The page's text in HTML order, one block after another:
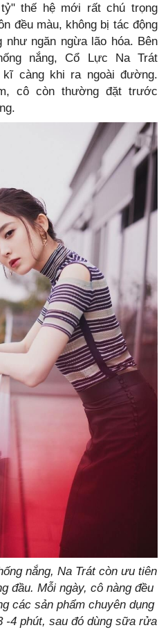
thế hệ mới rất chú trọng
đều màu, không bị tác động
ngăn ngừa lão hóa. Bên
nắng, Cổ Lực Na Trát
càng khi ra ngoài đường.
cô còn thường đặt trước
nắng, Na Trát còn ưu tiên
đầu. Mỗi ngày, cô nàng đều
các sản phẩm chuyên dụng
-4 phút, sau đó dùng sữa rửa